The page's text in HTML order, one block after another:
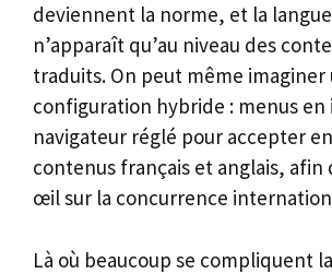
deviennent la norme, et la
n’apparaît qu’au niveau des
traduits. On peut même imaginer
configuration hybride : menus en
navigateur réglé pour accepter
contenus français et anglais, afin
œil sur la concurrence
Là où beaucoup se compliquent